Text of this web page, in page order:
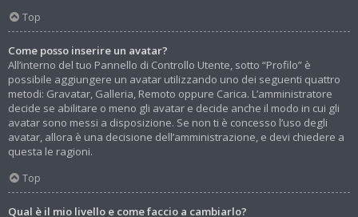
Top
Come posso inserire un avatar?
All’interno del tuo Pannello di Controllo Utente, sotto “Profilo” è
possibile aggiungere un avatar utilizzando uno dei seguenti quattro
metodi: Gravatar, Galleria, Remoto oppure Carica. L’amministratore
decide se abilitare o meno gli avatar e decide anche il modo in cui gli
avatar sono messi a disposizione. Se non ti è concesso l’uso degli
avatar, allora è una decisione dell’amministrazione, e devi chiedere a
questa le ragioni.
Top
Qual è il mio livello e come faccio a cambiarlo?